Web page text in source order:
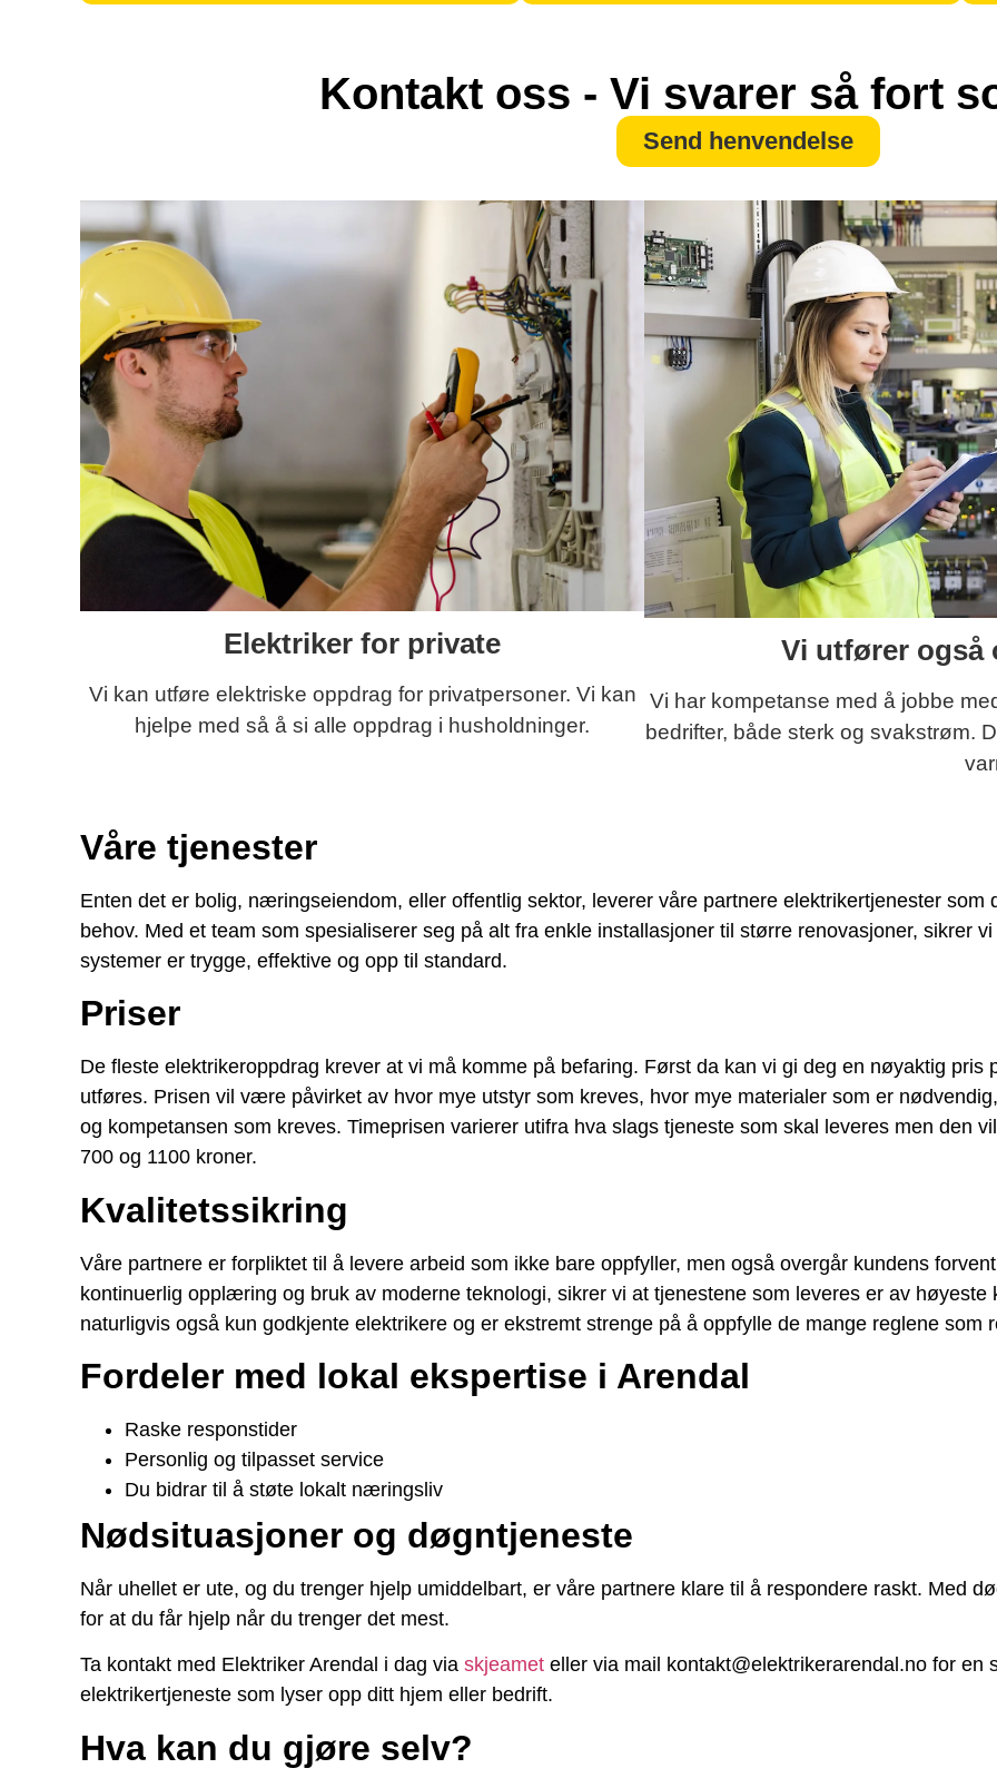
Kontakt oss - Vi svarer så fort
Send henvendelse
Vi utfører også
Vi har kompetanse med å jobbe
bedrifter, både sterk og svakstrøm.
Elektriker for private
Vi kan utføre elektriske oppdrag for privatpersoner. Vi kan
hjelpe med så å si alle oppdrag i husholdninger.
Våre tjenester
Enten det er bolig, næringseiendom, eller offentlig sektor, leverer våre partnere elektrikertjenester som
behov. Med et team som spesialiserer seg på alt fra enkle installasjoner til større renovasjoner, sikrer
systemer er trygge, effektive og opp til standard.
Priser
De fleste elektrikeroppdrag krever at vi må komme på befaring. Først da kan vi gi deg en nøyaktig pris
utføres. Prisen vil være påvirket av hvor mye utstyr som kreves, hvor mye materialer som er
og kompetansen som kreves. Timeprisen varierer utifra hva slags tjeneste som skal leveres men den
700 og 1100 kroner.
Kvalitetssikring
Våre partnere er forpliktet til å levere arbeid som ikke bare oppfyller, men også overgår kundens
kontinuerlig opplæring og bruk av moderne teknologi, sikrer vi at tjenestene som leveres er av høyeste
naturligvis også kun godkjente elektrikere og er ekstremt strenge på å oppfylle de mange reglene som
Fordeler med lokal ekspertise i Arendal
Raske responstider
Personlig og tilpasset service
Du bidrar til å støte lokalt næringsliv
Nødsituasjoner og døgntjeneste
Når uhellet er ute, og du trenger hjelp umiddelbart, er våre partnere klare til å respondere raskt. Med
for at du får hjelp når du trenger det mest.
Ta kontakt med Elektriker Arendal i dag via skjeamet eller via mail kontakt@elektrikerarendal.no for en
elektrikertjeneste som lyser opp ditt hjem eller bedrift.
Hva kan du gjøre selv?